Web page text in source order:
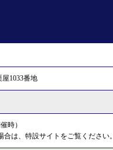
1033番地
時）
合は、特設サイトをご覧ください。